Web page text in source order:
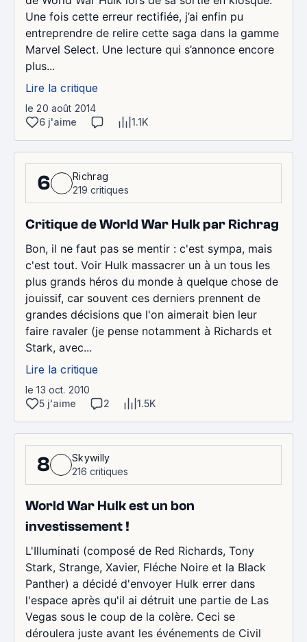
Une fois cette erreur rectifiée, j’ai enfin pu
entreprendre de relire cette saga dans la gamme
Marvel Select. Une lecture qui s’annonce encore
plus...
Lire la critique
le 20 août 2014
6 j'aime
1.1K
6
Richrag
219 critiques
Critique de World War Hulk par Richrag
Bon, il ne faut pas se mentir : c'est sympa, mais
c'est tout. Voir Hulk massacrer un à un tous les
plus grands héros du monde à quelque chose de
jouissif, car souvent ces derniers prennent de
grandes décisions que l'on aimerait bien leur
faire ravaler (je pense notamment à Richards et
Stark, avec...
Lire la critique
le 13 oct. 2010
5 j'aime
2 1.5K
8
Skywilly
216 critiques
World War Hulk est un bon
investissement !
L'Illuminati (composé de Red Richards, Tony
Stark, Strange, Xavier, Fléche Noire et la Black
Panther) a décidé d'envoyer Hulk errer dans
l'espace après qu'il ai détruit une partie de Las
Vegas sous le coup de la colère. Ceci se
déroulera juste avant les événements de Civil